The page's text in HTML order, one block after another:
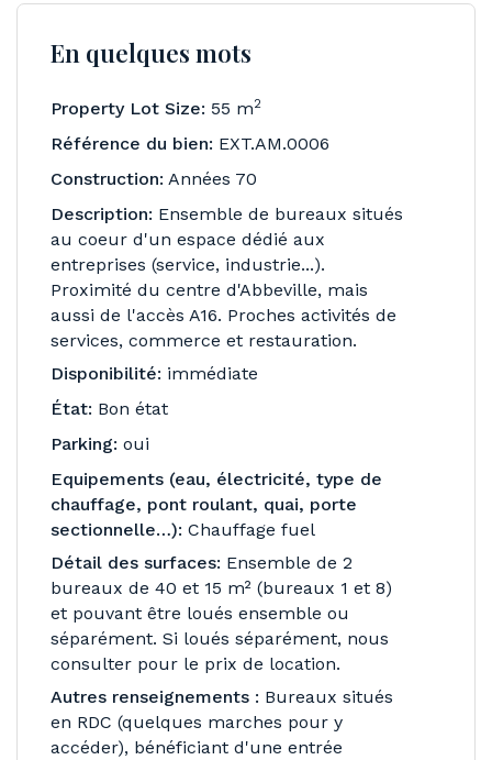
En quelques mots
Property Lot Size: 55 m2
Référence du bien: EXT.AM.0006
Construction: Années 70
Description: Ensemble de bureaux situés
au coeur d'un espace dédié aux
entreprises (service, industrie...).
Proximité du centre d'Abbeville, mais
aussi de l'accès A16. Proches activités de
services, commerce et restauration.
Disponibilité: immédiate
État: Bon état
Parking: oui
Equipements (eau, électricité, type de
chauffage, pont roulant, quai, porte
sectionnelle…): Chauffage fuel
Détail des surfaces: Ensemble de 2
bureaux de 40 et 15 m² (bureaux 1 et 8)
et pouvant être loués ensemble ou
séparément. Si loués séparément, nous
consulter pour le prix de location.
Autres renseignements : Bureaux situés
en RDC (quelques marches pour y
accéder), bénéficiant d'une entrée